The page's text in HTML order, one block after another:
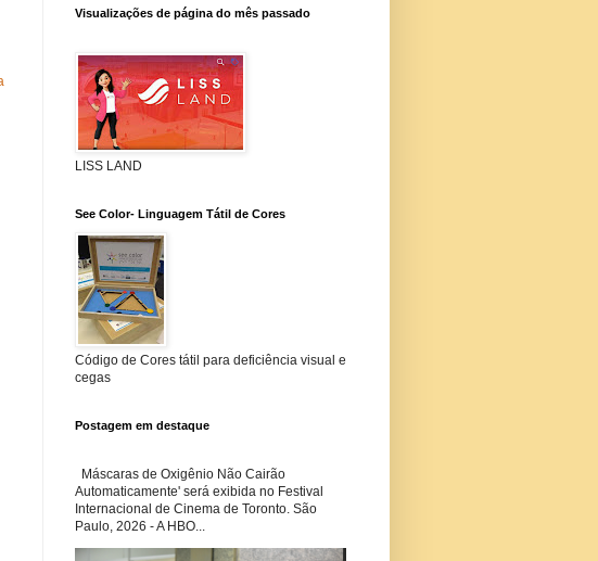
Visualizações de página do mês passado
LISS LAND
See Color- Linguagem Tátil de Cores
Código de Cores tátil para deficiência visual e
cegas
Postagem em destaque
Máscaras de Oxigênio Não Cairão
Automaticamente' será exibida no Festival
Internacional de Cinema de Toronto. São
Paulo, 2026 - A HBO...